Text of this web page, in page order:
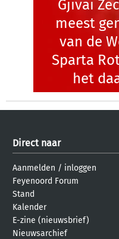
Gjivai
meest
van de
Sparta
het
Direct naar
Aanmelden / inloggen
Feyenoord Forum
Stand
Kalender
E-zine (nieuwsbrief)
Nieuwsarchief